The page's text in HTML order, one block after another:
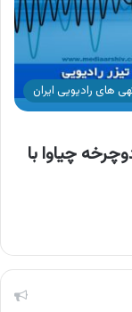
های رادیویی ایران
چیاوا با